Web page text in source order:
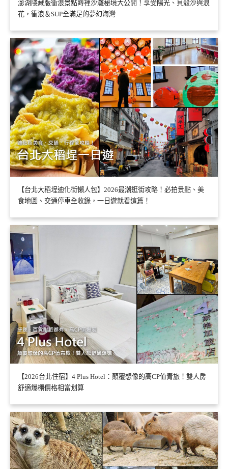
澎湖隱藏版衝浪景點嵵裡沙灘秘境大公開！享受陽光、貝殼沙與浪
花，衝浪＆SUP全滿足的夢幻海灣
【台北大稻埕迪化街懶人包】2026最潮逛街攻略！必拍景點、美
食地圖、交通停車全收錄，一日遊就看這篇！
【2026台北住宿】4 Plus Hotel：顛覆想像的高CP值青旅！雙人房
舒適爆棚價格相當划算